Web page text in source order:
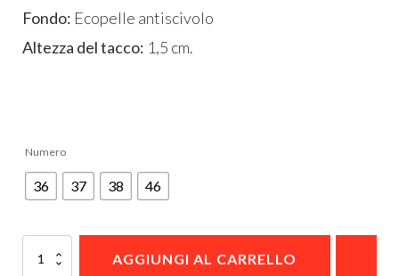
Fondo: Ecopelle antiscivolo
Altezza del tacco: 1,5 cm.
Numero
36 37 38 46
Pantofola
Crocs
AGGIUNGI AL CARRELLO